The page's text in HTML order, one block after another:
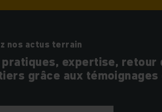
nos actus terrain
pratiques, expertise, retour
grâce aux